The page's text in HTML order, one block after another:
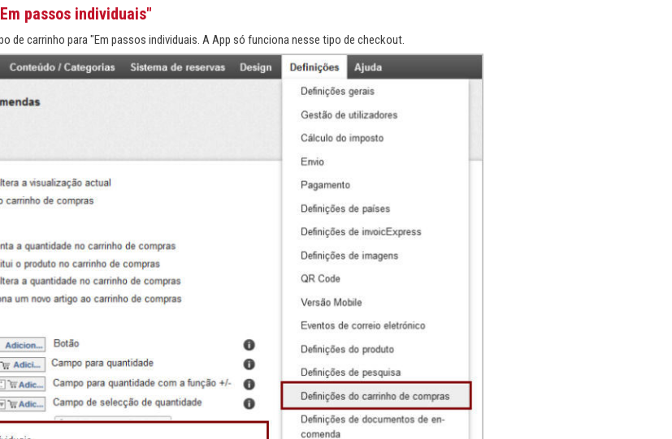
passos individuais"
de carrinho para "Em passos individuais. A App só funciona nesse tipo de checkout.